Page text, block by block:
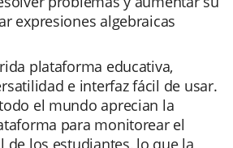
expresiones algebraicas
plataforma educativa,
e interfaz fácil de usar.
el mundo aprecian la
para monitorear el
de los estudiantes, lo que la